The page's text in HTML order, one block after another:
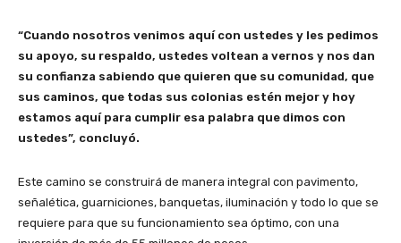
“Cuando nosotros venimos aquí con ustedes y les pedimos
su apoyo, su respaldo, ustedes voltean a vernos y nos dan
su confianza sabiendo que quieren que su comunidad, que
sus caminos, que todas sus colonias estén mejor y hoy
estamos aquí para cumplir esa palabra que dimos con
ustedes”, concluyó.
Este camino se construirá de manera integral con pavimento,
señalética, guarniciones, banquetas, iluminación y todo lo que se
requiere para que su funcionamiento sea óptimo, con una